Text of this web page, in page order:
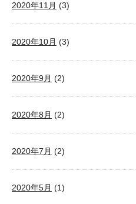
2020年11月 (3)
2020年10月 (3)
2020年9月 (2)
2020年8月 (2)
2020年7月 (2)
2020年5月 (1)